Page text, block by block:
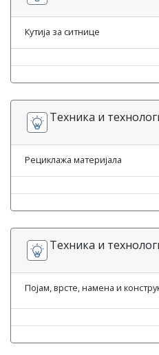
Кутија за ситнице
Техника и
Рециклажа материјала
Техника и
Појам, врсте, намена и